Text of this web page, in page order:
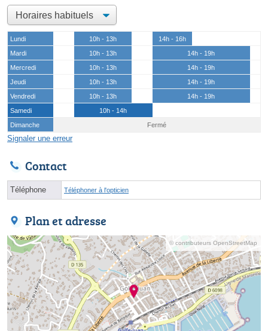
Lundi 10h - 13h
14h - 16h
Mardi
10h - 13h
14h - 19h
Mercredi
10h - 13h
14h - 19h
Jeudi
10h - 13h
14h - 19h
Vendredi
10h - 13h
14h - 19h
Samedi
10h - 14h
Dimanche
Fermé
Signaler une erreur
Contact
Téléphone Téléphoner à l'opticien
Plan et adresse
© contributeurs OpenStreetMap